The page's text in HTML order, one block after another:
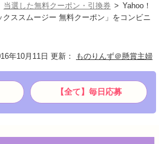
当選した無料クーポン・引換券
Yahoo！
ススムージー 無料クーポン」をコンビニ
年10月11日 更新 ： ものりんず＠懸賞主婦
【全て】毎日応募